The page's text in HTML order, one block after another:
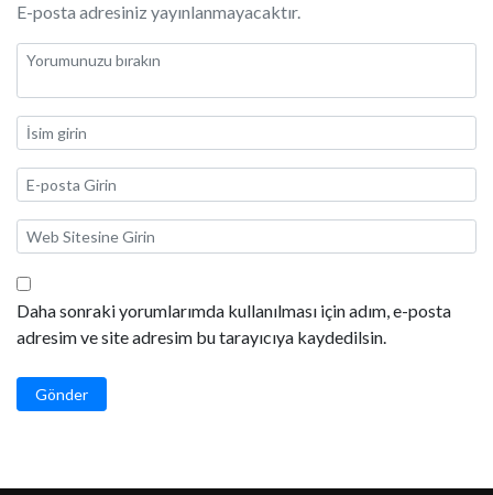
E-posta adresiniz yayınlanmayacaktır.
Daha sonraki yorumlarımda kullanılması için adım, e-posta
adresim ve site adresim bu tarayıcıya kaydedilsin.
Gönder